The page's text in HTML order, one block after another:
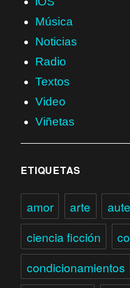
Música
Noticias
Radio
Textos
Video
Viñetas
ETIQUETAS
amor arte
ciencia ficción
condicionamientos